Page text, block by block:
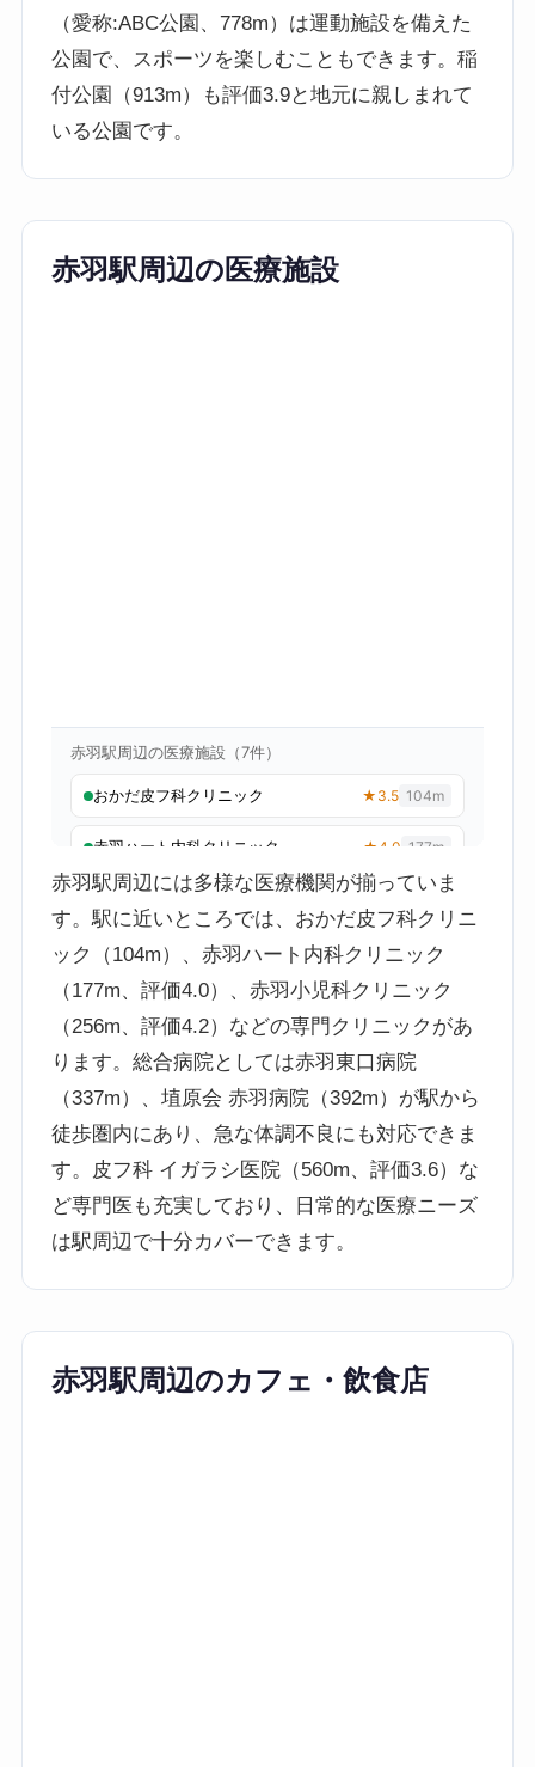
（愛称:ABC公園、778m）は運動施設を備えた
公園で、スポーツを楽しむこともできます。稲
付公園（913m）も評価3.9と地元に親しまれて
いる公園です。
赤羽駅周辺の医療施設
赤羽駅周辺には多様な医療機関が揃っていま
す。駅に近いところでは、おかだ皮フ科クリニ
ック（104m）、赤羽ハート内科クリニック
（177m、評価4.0）、赤羽小児科クリニック
（256m、評価4.2）などの専門クリニックがあ
ります。総合病院としては赤羽東口病院
（337m）、埴原会 赤羽病院（392m）が駅から
徒歩圏内にあり、急な体調不良にも対応できま
す。皮フ科 イガラシ医院（560m、評価3.6）な
ど専門医も充実しており、日常的な医療ニーズ
は駅周辺で十分カバーできます。
赤羽駅周辺のカフェ・飲食店